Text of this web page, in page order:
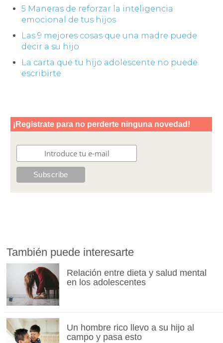
5 Maneras de reforzar la inteligencia
emocional de tus hijos
Las 9 mejores cosas que una madre puede
decir a su hijo
La carta que tu hijo adolescente no puede
escribirte
También puede interesarte
Relación entre dieta y salud mental
en los adolescentes
Un hombre rico llevo a su hijo al
campo y pasa esto